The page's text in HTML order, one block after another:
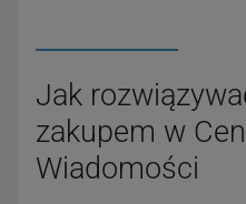
Jak
zakupem w
Wiadomości